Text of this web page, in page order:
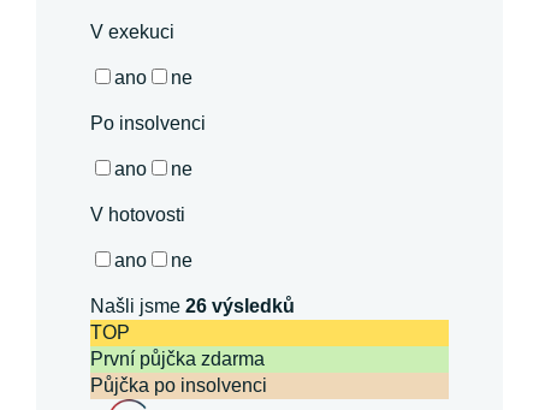
V exekuci
ano ne
Po insolvenci
ano ne
V hotovosti
ano ne
Našli jsme26 výsledků
TOP
První půjčka zdarma
Půjčka po insolvenci